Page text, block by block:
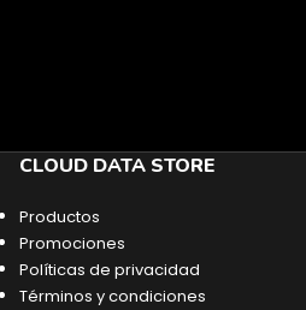
CLOUD DATA STORE
Productos
Promociones
Políticas de privacidad
Términos y condiciones